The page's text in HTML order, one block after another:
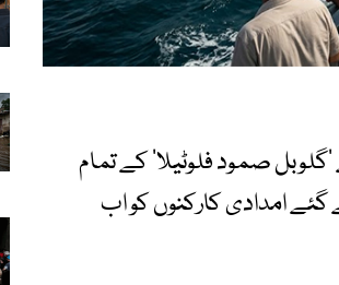
صمود فلوٹیلا’ کے تمام
گئے امدادی کارکنوں کو اب